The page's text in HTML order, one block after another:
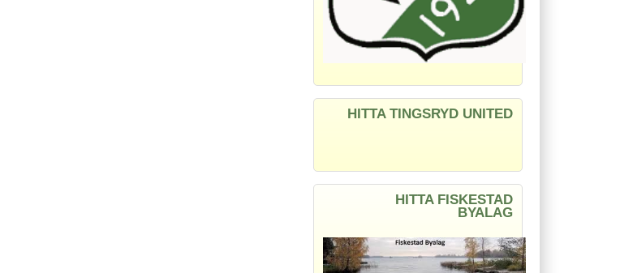
HITTA TINGSRYD UNITED
HITTA FISKESTAD
BYALAG